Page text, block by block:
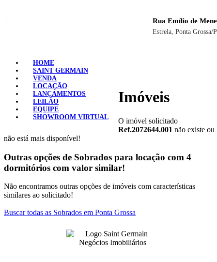
Rua Emílio de
Estrela, Ponta Grossa/
HOME
SAINT GERMAIN
VENDA
LOCAÇÃO
LANÇAMENTOS
LEILÃO
EQUIPE
SHOWROOM VIRTUAL
Imóveis
O imóvel solicitado
Ref.2072644.001 não existe ou
não está mais disponível!
Outras opções de Sobrados para locação com 4
dormitórios com valor similar!
Não encontramos outras opções de imóveis com características
similares ao solicitado!
Buscar todas as Sobrados em Ponta Grossa